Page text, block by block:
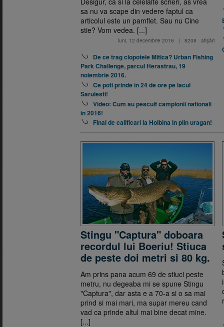
sa nu va scape din vedere faptul ca
articolul este un pamflet. Sau nu Cine
stie? Vom vedea. [...]
luni, 12 decembrie 2016 | 8208 afişări
De ce trag clopotele Mitica? Urban Fishing
Park Challenge, parcul Herastrau, 19
noiembrie 2016.
Ce poti prinde in 24 de ore pe lacul
Sarulesti!
Video: Cum au pescuit campionii nationali
in 2016!
Final de calificari la Holbina in plin uragan!
Stingu "Captura" doboara
recordul lui Boeriu! Stiuca
de peste doi metri si 80 kg.
Am prins pana acum 69 de stiuci peste
metru, nu degeaba mi se spune Stingu
"Captura", dar asta e a 70-a si o sa mai
prind si mai mari, ma supar mereu cand
vad ca prinde altul mai bine decat mine.
[...]